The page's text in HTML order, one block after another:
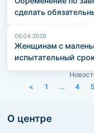
сделать
06.04.2026
Женщинам с
испытательный
<
1 ... 4 5
О центре